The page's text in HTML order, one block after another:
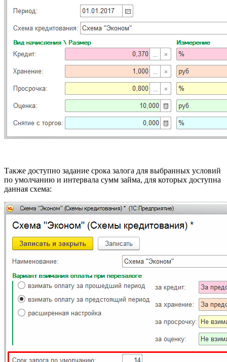
Также доступно задание срока залога для выбранных условий
по умолчанию и интервала сумм займа, для которых доступна
данная схема: